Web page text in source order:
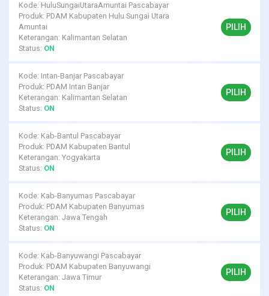
Kode: HuluSungaiUtaraAmuntai Pascabayar
Produk: PDAM Kabupaten Hulu Sungai Utara
Amuntai
Keterangan: Kalimantan Selatan
Status: ON
PILIH
Kode: Intan-Banjar Pascabayar
Produk: PDAM Intan Banjar
Keterangan: Kalimantan Selatan
Status: ON
PILIH
Kode: Kab-Bantul Pascabayar
Produk: PDAM Kabupaten Bantul
Keterangan: Yogyakarta
Status: ON
PILIH
Kode: Kab-Banyumas Pascabayar
Produk: PDAM Kabupaten Banyumas
Keterangan: Jawa Tengah
Status: ON
PILIH
Kode: Kab-Banyuwangi Pascabayar
Produk: PDAM Kabupaten Banyuwangi
Keterangan: Jawa Timur
Status: ON
PILIH